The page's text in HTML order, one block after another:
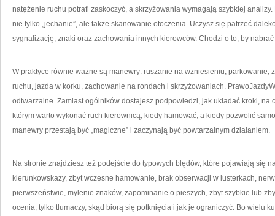
natężenie ruchu potrafi zaskoczyć, a skrzyżowania wymagają szybkiej
nie tylko „jechanie”, ale także skanowanie otoczenia. Uczysz się patrzeć
sygnalizację, znaki oraz zachowania innych kierowców. Chodzi o to, by
W praktyce równie ważne są manewry: ruszanie na wzniesieniu, parkowanie,
ruchu, jazda w korku, zachowanie na rondach i skrzyżowaniach.
odtwarzalne. Zamiast ogólników dostajesz podpowiedzi, jak układać kroki, na
którym warto wykonać ruch kierownicą, kiedy hamować, a kiedy pozwolić
manewry przestają być „magiczne” i zaczynają być powtarzalnym działaniem.
Na stronie znajdziesz też podejście do typowych błędów, które pojawiają się
kierunkowskazy, zbyt wczesne hamowanie, brak obserwacji w lusterkach,
pierwszeństwie, mylenie znaków, zapominanie o pieszych, zbyt szybkie lub
ocenia, tylko tłumaczy, skąd biorą się potknięcia i jak je ograniczyć. Bo wielu